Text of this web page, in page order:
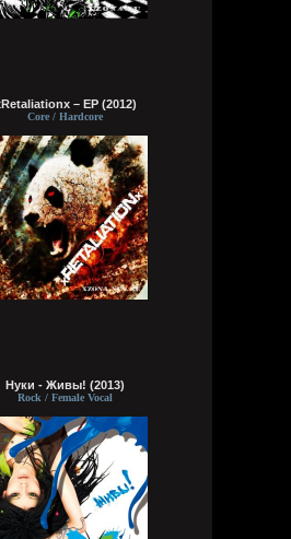
просто молчать нихуя не
одни сотрудницы красивые
мужиков, я бы с радостью
в 04:09:05
Врангеля не хочу, там может
Зато полярники друг
ебут в холодные полярные
чтобы согреться и не
тоски, поэтому можно их
в 04:06:13
от таких как я
в 04:05:37
на Соловках или на Валааме.
бухать и ебать
– EP (2012)
Core / Hardcore
Нуки - Живы! (2013)
Rock / Female Vocal